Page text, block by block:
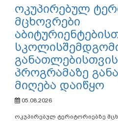
ოკუპირებულ
მცხოვრები
პროგრამაზე
მიღება დაიწყო
05.08.2026
ოკუპირებულ ტერიტორიებზე